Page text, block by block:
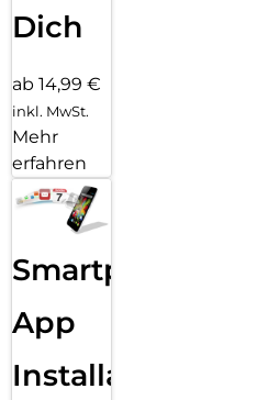
Dich
ab 14,99 €
inkl. MwSt.
Mehr
erfahren
Smartphone
App
Installation